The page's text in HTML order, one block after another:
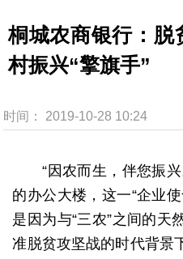
桐城农商银行：脱
村振兴“擎旗手”
时间： 2019-10-28 10:24
“因农而生，伴您振兴
的办公大楼，这一“企业
是因为与“三农”之间的天
准脱贫攻坚战的时代背景